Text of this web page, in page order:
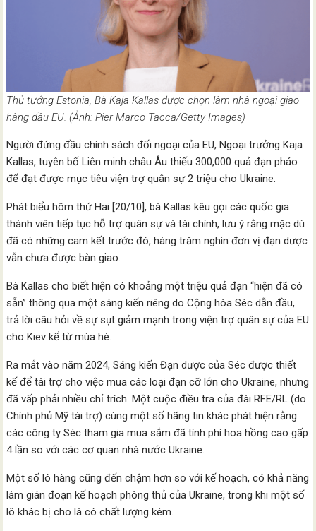
Thủ tướng Estonia, Bà Kaja Kallas được chọn làm nhà ngoại giao
hàng đầu EU. (Ảnh: Pier Marco Tacca/Getty Images)
Người đứng đầu chính sách đối ngoại của EU, Ngoại trưởng Kaja
Kallas, tuyên bố Liên minh châu Âu thiếu 300,000 quả đạn pháo
để đạt được mục tiêu viện trợ quân sự 2 triệu cho Ukraine.
Phát biểu hôm thứ Hai [20/10], bà Kallas kêu gọi các quốc gia
thành viên tiếp tục hỗ trợ quân sự và tài chính, lưu ý rằng mặc dù
đã có những cam kết trước đó, hàng trăm nghìn đơn vị đạn dược
vẫn chưa được bàn giao.
Bà Kallas cho biết hiện có khoảng một triệu quả đạn “hiện đã có
sẵn” thông qua một sáng kiến riêng do Cộng hòa Séc dẫn đầu,
trả lời câu hỏi về sự sụt giảm mạnh trong viện trợ quân sự của EU
cho Kiev kể từ mùa hè.
Ra mắt vào năm 2024, Sáng kiến Đạn dược của Séc được thiết
kế để tài trợ cho việc mua các loại đạn cỡ lớn cho Ukraine, nhưng
đã vấp phải nhiều chỉ trích. Một cuộc điều tra của đài RFE/RL (do
Chính phủ Mỹ tài trợ) cùng một số hãng tin khác phát hiện rằng
các công ty Séc tham gia mua sắm đã tính phí hoa hồng cao gấp
4 lần so với các cơ quan nhà nước Ukraine.
Một số lô hàng cũng đến chậm hơn so với kế hoạch, có khả năng
làm gián đoạn kế hoạch phòng thủ của Ukraine, trong khi một số
lô khác bị cho là có chất lượng kém.